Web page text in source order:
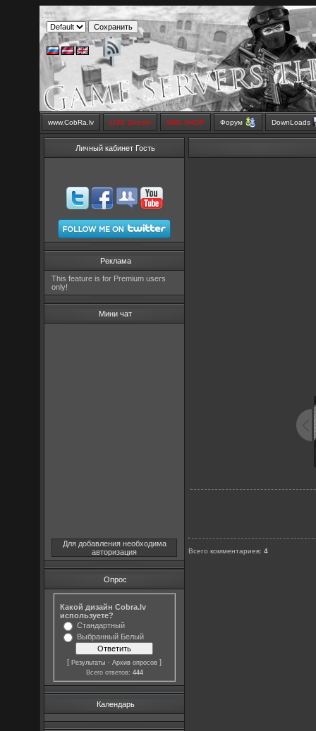
www.CobRa.lv LIVE Stream SMS SHOP Форум DownLoads
Личный кабинет Гость
Реклама
This feature is for Premium users
only!
Мини чат
Для добавления необходима
авторизация
Опрос
Какой дизайн Cobra.lv
используете?
Стандартный
Выбранный Белый
[Результаты ·Архив опросов ]
Всего ответов: 444
Календарь
Всего комментариев:4